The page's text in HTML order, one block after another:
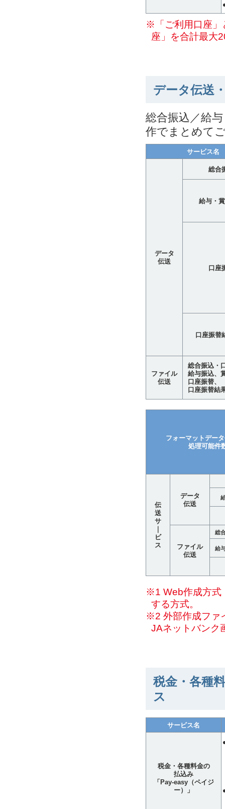
※「ご利用口座」
座」を合計最大
データ伝送
総合振込／給
作でまとめて
サービス名
データ
伝送
総合
給与・
口座
口座振替
ファイル
伝送
総合振込・
給与振込、
口座振替、
口座振替結
フォーマットデー
処理可能件
伝
送
サ
ビ
ス
データ
伝送
ファイル
伝送
総
給
※1 Web作成方式
する方式。
※2 外部作成ファ
JAネットバンク
税金・各種
ス
サービス名
税金・各種料金の
払込み
「Pay-easy（ペイジ
ー）」